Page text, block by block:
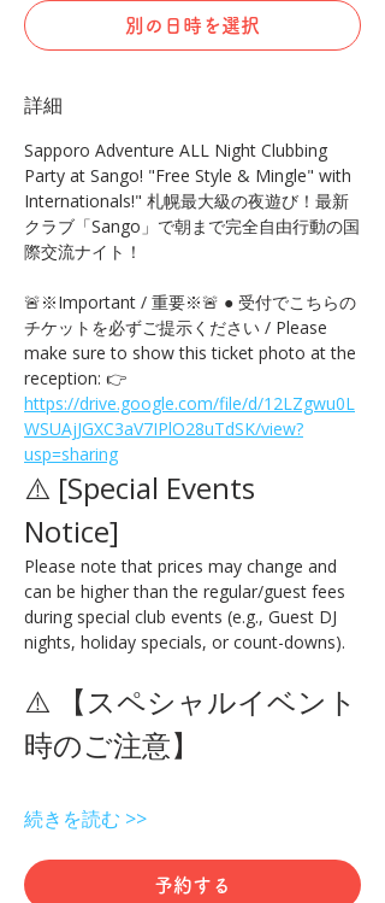
別の日時を選択
詳細
Sapporo Adventure ALL Night Clubbing
Party at Sango! "Free Style & Mingle" with
Internationals!" 札幌最大級の夜遊び！最新
クラブ「Sango」で朝まで完全自由行動の国
際交流ナイト！
🚨※Important / 重要※🚨 ● 受付でこちらの
チケットを必ずご提示ください / Please
make sure to show this ticket photo at the
reception: 👉
https://drive.google.com/file/d/12LZgwu0L
WSUAjJGXC3aV7IPlO28uTdSK/view?
usp=sharing
⚠️ [Special Events
Notice]
Please note that prices may change and
can be higher than the regular/guest fees
during special club events (e.g., Guest DJ
nights, holiday specials, or count-downs).
⚠️ 【スペシャルイベント
時のご注意】
続きを読む >>
予約する